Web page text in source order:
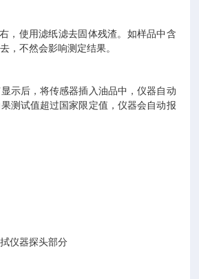
，使用滤纸滤去固体残渣。如样品中含
，不然会影响测定结果。
示后，将传感器插入油品中，仪器自动
测试值超过国家限定值，仪器会自动报
仪器探头部分